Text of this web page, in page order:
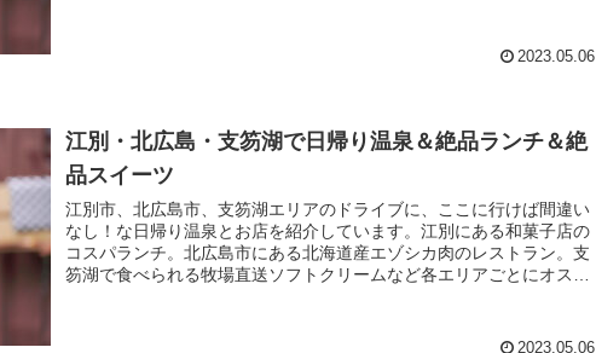
2023.05.06
江別・北広島・支笏湖で日帰り温泉＆絶品ランチ＆絶
品スイーツ
江別市、北広島市、支笏湖エリアのドライブに、ここに行けば間違い
なし！な日帰り温泉とお店を紹介しています。江別にある和菓子店の
コスパランチ。北広島市にある北海道産エゾシカ肉のレストラン。支
笏湖で食べられる牧場直送ソフトクリームなど各エリアごとにオスス
2023.05.06